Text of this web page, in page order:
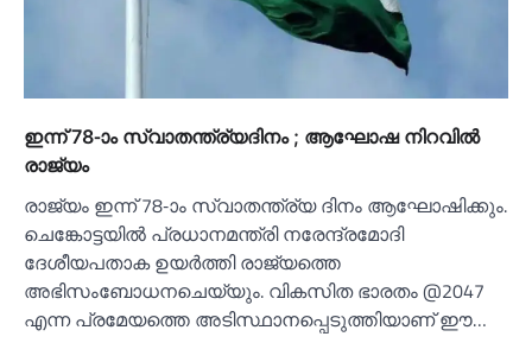
ഇന്ന് 78-ാം സ്വാതന്ത്ര്യദിനം ; ആഘോഷ നിറവില്‍
രാജ്യം
രാജ്യം ഇന്ന് 78-ാം സ്വാതന്ത്ര്യ ദിനം ആഘോഷിക്കും.
ചെങ്കോട്ടയില്‍ പ്രധാനമന്ത്രി നരേന്ദ്രമോദി
ദേശീയപതാക ഉയര്‍ത്തി രാജ്യത്തെ
അഭിസംബോധനചെയ്യും. വികസിത ഭാരതം @2047
എന്ന പ്രമേയത്തെ അടിസ്ഥാനപ്പെടുത്തിയാണ് ഈ…